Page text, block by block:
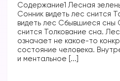
Содержание1 Лесная
Сонник видеть лес снится
видеть лес Сбывшиеся сны
снится Толкование сна.
означает не какое-то
состояние человека.
и ментальное [...]